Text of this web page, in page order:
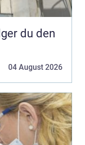
04 August 2026